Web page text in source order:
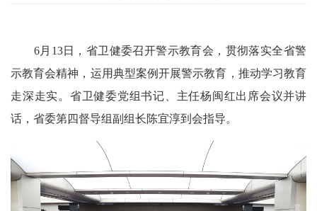
6月13日，省卫健委召开警示教育会，贯彻落实全省警
示教育会精神，运用典型案例开展警示教育，推动学习教育
走深走实。省卫健委党组书记、主任杨闽红出席会议并讲
话，省委第四督导组副组长陈宜淳到会指导。